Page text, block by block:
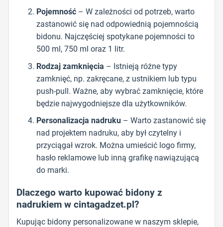
Pojemność– W zależności od potrzeb, warto
zastanowić się nad odpowiednią pojemnością
bidonu. Najczęściej spotykane pojemności to
500 ml, 750 ml oraz 1 litr.
Rodzaj zamknięcia – Istnieją różne typy
zamknięć, np. zakręcane, z ustnikiem lub typu
push-pull. Ważne, aby wybrać zamknięcie, które
będzie najwygodniejsze dla użytkowników.
Personalizacja nadruku– Warto zastanowić się
nad projektem nadruku, aby był czytelny i
przyciągał wzrok. Można umieścić logo firmy,
hasło reklamowe lub inną grafikę nawiązującą
do marki.
Dlaczego warto kupować bidony z
nadrukiem w cintagadzet.pl?
Kupując bidony personalizowane w naszym sklepie,